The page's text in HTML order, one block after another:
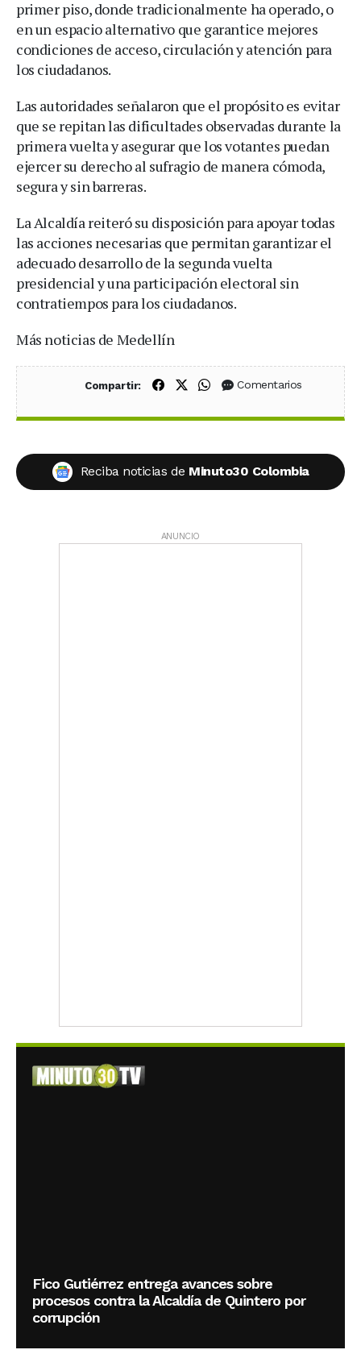
primer piso, donde tradicionalmente ha operado, o
en un espacio alternativo que garantice mejores
condiciones de acceso, circulación y atención para
los ciudadanos.
Las autoridades señalaron que el propósito es evitar
que se repitan las dificultades observadas durante la
primera vuelta y asegurar que los votantes puedan
ejercer su derecho al sufragio de manera cómoda,
segura y sin barreras.
La Alcaldía reiteró su disposición para apoyar todas
las acciones necesarias que permitan garantizar el
adecuado desarrollo de la segunda vuelta
presidencial y una participación electoral sin
contratiempos para los ciudadanos.
Más noticias de Medellín
Compartir: Compartir en Facebook
Compartir en X (Twitter)
Compartir en WhatsApp
Comentarios
Reciba noticias de Minuto30 Colombia
ANUNCIO
Fico Gutiérrez entrega avances sobre
procesos contra la Alcaldía de Quintero por
corrupción